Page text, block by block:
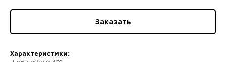
Заказать
Характеристики: